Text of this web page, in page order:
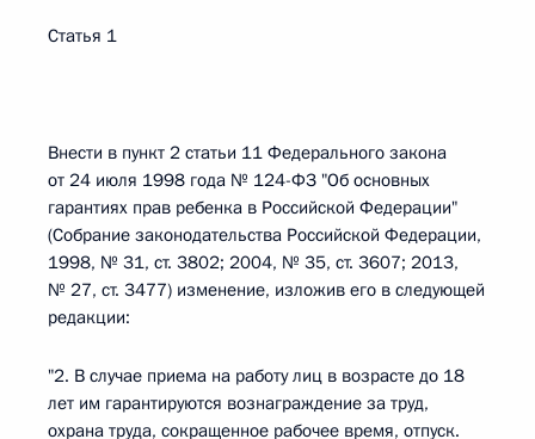
Статья 1
Внести в пункт 2 статьи 11 Федерального закона
от 24 июля 1998 года № 124-ФЗ "Об основных
гарантиях прав ребенка в Российской Федерации"
(Собрание законодательства Российской Федерации,
1998, № 31, ст. 3802; 2004, № 35, ст. 3607; 2013,
№ 27, ст. 3477) изменение, изложив его в следующей
редакции:
"2. В случае приема на работу лиц в возрасте до 18
лет им гарантируются вознаграждение за труд,
охрана труда, сокращенное рабочее время, отпуск.